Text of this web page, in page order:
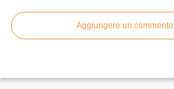
Aggiungere un commento